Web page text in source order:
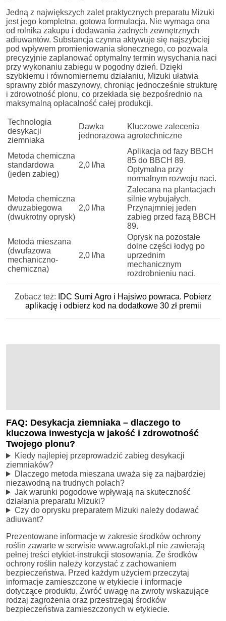
Jedną z największych zalet praktycznych preparatu Mizuki
jest jego kompletna, gotowa formulacja. Nie wymaga ona
od rolnika zakupu i dodawania żadnych zewnętrznych
adiuwantów. Substancja czynna aktywuje się najszybciej
pod wpływem promieniowania słonecznego, co pozwala
precyzyjnie zaplanować optymalny termin wysychania naci
przy wykonaniu zabiegu w pogodny dzień. Dzięki
szybkiemu i równomiernemu działaniu, Mizuki ułatwia
sprawny zbiór maszynowy, chroniąc jednocześnie strukturę
i zdrowotność plonu, co przekłada się bezpośrednio na
maksymalną opłacalność całej produkcji.
Technologia
desykacji
ziemniaka
Dawka
jednorazowa
Kluczowe zalecenia
agrotechniczne
Metoda chemiczna
standardowa
(jeden zabieg)
2,0 l/ha
Aplikacja od fazy BBCH
85 do BBCH 89.
Optymalna przy
normalnym rozwoju naci.
Metoda chemiczna
dwuzabiegowa
(dwukrotny oprysk)
2,0 l/ha
Zalecana na plantacjach
silnie wybujałych.
Przynajmniej jeden
zabieg przed fazą BBCH
89.
Metoda mieszana
(dwufazowa
mechaniczno-
chemiczna)
2,0 l/ha
Oprysk na pozostałe
dolne części łodyg po
uprzednim
mechanicznym
rozdrobnieniu naci.
Zobacz też:
IDC Sumi Agro i Hajsiwo powraca. Pobierz
aplikację i odbierz kod na dodatkowe 30 zł premii
FAQ: Desykacja ziemniaka – dlaczego to
kluczowa inwestycja w jakość i zdrowotność
Twojego plonu?
Kiedy najlepiej przeprowadzić zabieg desykacji
ziemniaków?
Dlaczego metoda mieszana uważa się za najbardziej
niezawodną na trudnych polach?
Jak warunki pogodowe wpływają na skuteczność
działania preparatu Mizuki?
Czy do oprysku preparatem Mizuki należy dodawać
adiuwant?
Prezentowane informacje w zakresie środków ochrony
roślin zawarte w serwisie www.agrofakt.pl nie zawierają
pełnej treści etykiet-instrukcji stosowania. Ze środków
ochrony roślin należy korzystać z zachowaniem
bezpieczeństwa. Przed każdym użyciem przeczytaj
informacje zamieszczone w etykiecie i informacje
dotyczące produktu. Zwróć uwagę na zwroty wskazujące
rodzaj zagrożenia oraz przestrzegaj środków
bezpieczeństwa zamieszczonych w etykiecie.